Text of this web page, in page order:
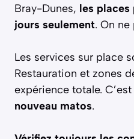
Bray-Dunes, les places
jours seulement. On
Les services sur place
Restauration et zones
expérience totale.
nouveau matos.